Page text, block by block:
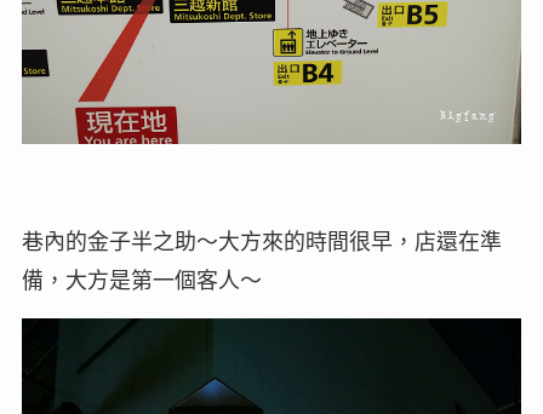
巷內的金子半之助～大方來的時間很早，店還在準
備，大方是第一個客人～